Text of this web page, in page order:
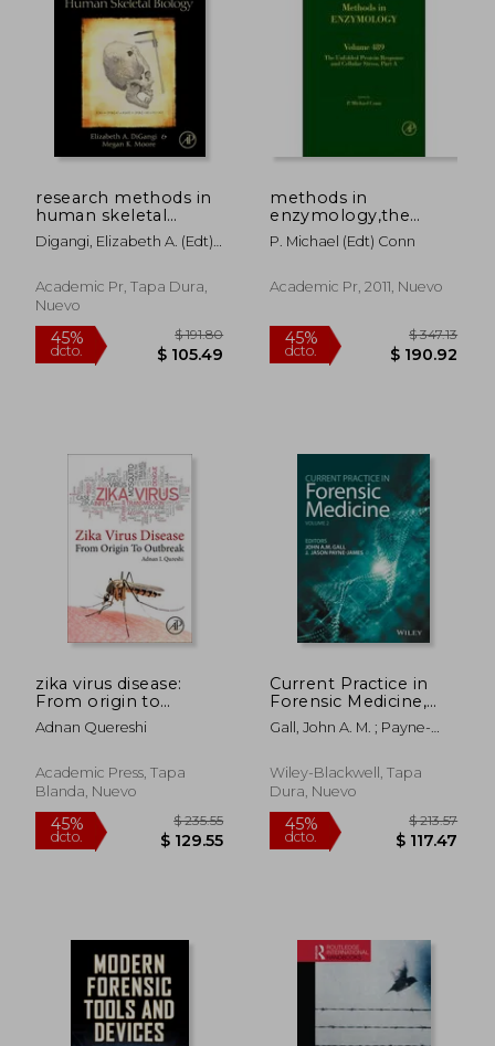
40%
dcto. $ 143.21
45%
dcto.
research methods in
human skeletal
biology
Digangi, Elizabeth A. (edt)/
Academic Pr, Tapa Dura,
Nuevo
45%
methods in
enzymology,the
unfolded protein
response and cellular
P. Michael (edt) Conn
Academic Pr, 2011, Nuevo
45%
dcto.
zika virus disease:
From origin to
outbreak
Adnan Quereshi
Academic Press, Tapa
Blanda, Nuevo
Current Practice in
Forensic Medicine,
Volume 2 (en Inglés)
Gall, John A. M. ; Payne-
Wiley-Blackwell, Tapa
Dura, Nuevo